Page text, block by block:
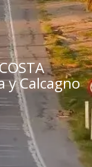
y Calcagno